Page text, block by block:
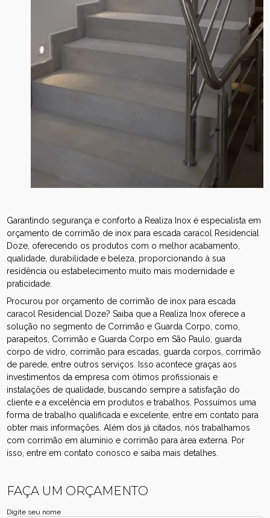
Garantindo segurança e conforto a Realiza Inox é especialista em
orçamento de corrimão de inox para escada caracol Residencial
Doze, oferecendo os produtos com o melhor acabamento,
qualidade, durabilidade e beleza, proporcionando à sua
residência ou estabelecimento muito mais modernidade e
praticidade.
Procurou por orçamento de corrimão de inox para escada
caracol Residencial Doze? Saiba que a Realiza Inox oferece a
solução no segmento de Corrimão e Guarda Corpo, como,
parapeitos, Corrimão e Guarda Corpo em São Paulo, guarda
corpo de vidro, corrimão para escadas, guarda corpos, corrimão
de parede, entre outros serviços. Isso acontece graças aos
investimentos da empresa com ótimos profissionais e
instalações de qualidade, buscando sempre a satisfação do
cliente e a excelência em produtos e trabalhos. Possuímos uma
forma de trabalho qualificada e excelente, entre em contato para
obter mais informações. Além dos já citados, nós trabalhamos
com corrimão em alumínio e corrimão para área externa. Por
isso, entre em contato conosco e saiba mais detalhes.
FAÇA UM ORÇAMENTO
Digite seu nome